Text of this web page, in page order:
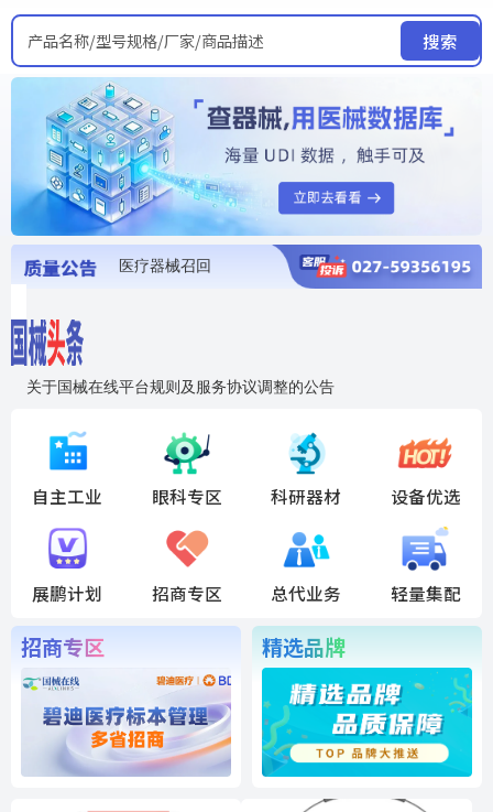
产品名称/型号规格/厂家/商品描述 搜索
医疗器械召回
关于国械在线平台规则及服务协议调整的公告
国药创研AED开启全国招商
自主工业 眼科专区 科研器材 设备优选
展鹏计划 招商专区 总代业务 轻量集配
招商专区 精选品牌